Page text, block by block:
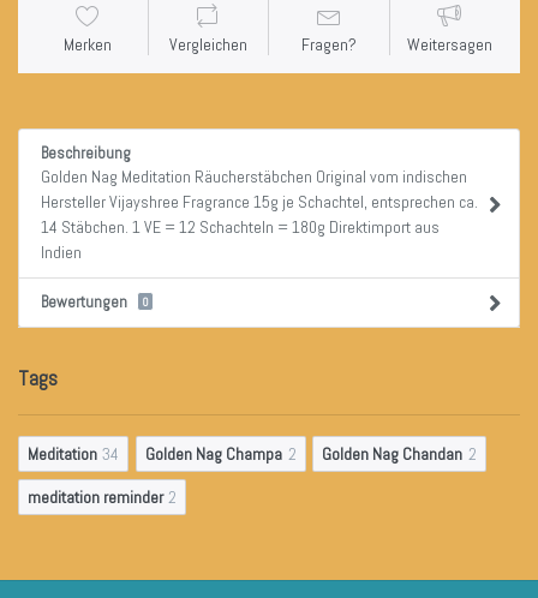
Merken Vergleichen Fragen? Weitersagen
Beschreibung
Golden Nag Meditation Räucherstäbchen Original vom indischen
Hersteller Vijayshree Fragrance 15g je Schachtel, entsprechen ca.
14 Stäbchen. 1 VE = 12 Schachteln = 180g Direktimport aus
Indien
Bewertungen 0
Tags
Meditation 34 Golden Nag Champa 2 Golden Nag Chandan 2
meditation reminder 2